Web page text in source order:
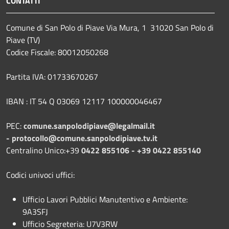
Comune di San Polo di Piave Via Mura, 1 31020 San Polo di
Piave (TV)
Codice Fiscale: 80012050268
Partita IVA: 01733670267
IBAN : IT 54 Q 03069 12117 100000046467
PEC:comune.sanpolodipiave@legalmail.it
- protocollo@comune.sanpolodipiave.tv.it
Centralino Unico:+39 0422 855106 - +39 0422 855140
Codici univoci uffici:
Ufficio Lavori Pubblici Manutentivo e Ambiente:
9A3SFJ
Ufficio Segreteria: U7V3RW